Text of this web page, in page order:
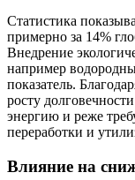
Статистика
примерно за 14%
Внедрение
например
показатель.
росту
энергию и реже
переработки и
Влияние на